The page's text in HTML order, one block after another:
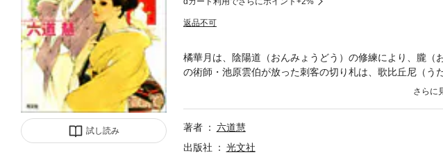
試し読み
返品不可
橘華月は、陰陽道（おんみょうどう）の修練により、朧
の術師・池原雲伯が放った刺客の切り札は、歌比丘尼（う
れさせてしまう。朧は、仲間の暁良（あきら）、拓海と
著者
六道慧
出版社
光文社